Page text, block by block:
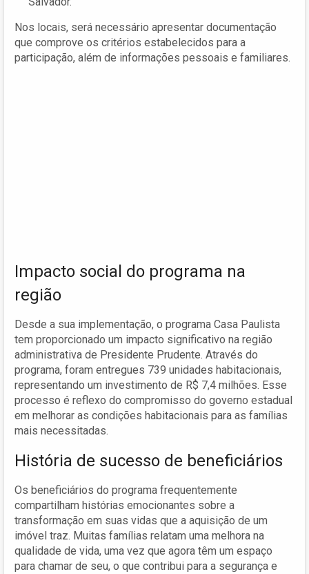
Nos locais, será necessário apresentar documentação
que comprove os critérios estabelecidos para a
participação, além de informações pessoais e familiares.
Impacto social do programa na
região
Desde a sua implementação, o programa Casa Paulista
tem proporcionado um impacto significativo na região
administrativa de Presidente Prudente. Através do
programa, foram entregues 739 unidades habitacionais,
representando um investimento de R$ 7,4 milhões. Esse
processo é reflexo do compromisso do governo estadual
em melhorar as condições habitacionais para as famílias
mais necessitadas.
História de sucesso de beneficiários
Os beneficiários do programa frequentemente
compartilham histórias emocionantes sobre a
transformação em suas vidas que a aquisição de um
imóvel traz. Muitas famílias relatam uma melhora na
qualidade de vida, uma vez que agora têm um espaço
para chamar de seu, o que contribui para a segurança e